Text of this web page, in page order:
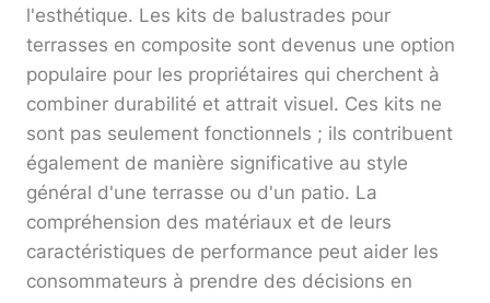
l'esthétique. Les kits de balustrades pour
terrasses en composite sont devenus une option
populaire pour les propriétaires qui cherchent à
combiner durabilité et attrait visuel. Ces kits ne
sont pas seulement fonctionnels ; ils contribuent
également de manière significative au style
général d'une terrasse ou d'un patio. La
compréhension des matériaux et de leurs
caractéristiques de performance peut aider les
consommateurs à prendre des décisions en